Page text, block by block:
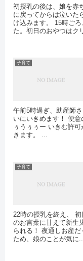
初授乳の後は、娘を赤
に戻ってからは泣いた
け込みます。 15時ご
た。初日のおやつはク
子育て
午前5時過ぎ、助産師
いにいきめます！ 便
ぅうぅぅー いきむ許
きます。 ...
子育て
22時の授乳を終え、
のお言葉に甘えて新生
られる！ 夜通しお産
ため、娘のことが気に